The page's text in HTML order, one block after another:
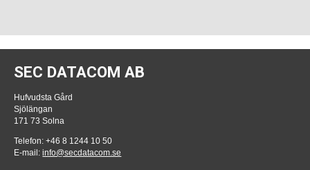
SEC DATACOM AB
Hufvudsta Gård
Sjölängan
171 73 Solna
Telefon: +46 8 1244 10 50
E-mail:info@secdatacom.se